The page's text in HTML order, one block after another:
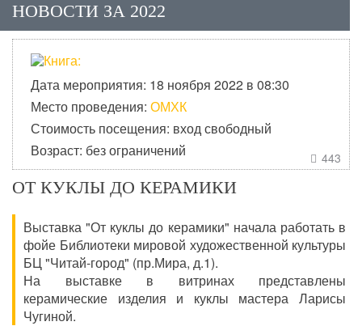
НОВОСТИ ЗА 2022
Дата мероприятия: 18 ноября 2022 в 08:30
Место проведения: ОМХК
Стоимость посещения: вход свободный
Возраст: без ограничений
 443
ОТ КУКЛЫ ДО КЕРАМИКИ
Выставка "От куклы до керамики" начала работать в
фойе Библиотеки мировой художественной культуры
БЦ "Читай-город" (пр.Мира, д.1).
На выставке в витринах представлены
керамические изделия и куклы мастера Ларисы
Чугиной.